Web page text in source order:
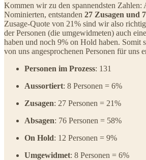
Kommen wir zu den spannendsten Zahlen:
Nominierten, entstanden 27 Zusagen und
Zusage-Quote von 21% sind wir also
der Personen (die umgewidmeten) auch
haben und noch 9% on Hold haben. Somit
von uns angesprochenen Personen für uns
Personen im Prozess: 131
Aussortiert: 8 Personen = 6%
Zusagen: 27 Personen = 21%
Absagen: 76 Personen = 58%
On Hold: 12 Personen = 9%
Umgewidmet: 8 Personen = 6%